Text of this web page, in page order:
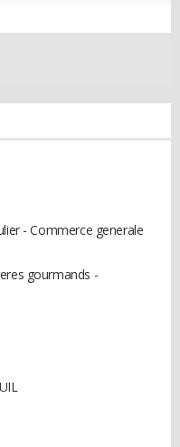
- Commerce generale
gourmands -